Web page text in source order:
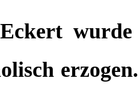
wurde